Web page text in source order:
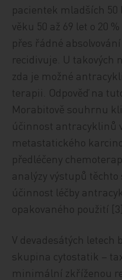
pacientek mladších 50
věku 50 až 69 let o 20
přes řádné
recidivuje. U takových
zda je možné
terapii. Odpověď na
Morabitově souhrnu
účinnost antracyklinů
metastatického
předléčeny
analýzy výstupů
účinnost léčby
opakovaného použití [3].
V devadesátých letech
skupina cytostatik –
minimální zkříženou